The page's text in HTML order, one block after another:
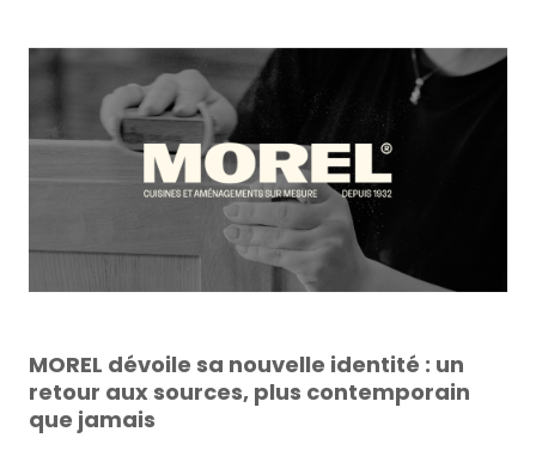
MOREL dévoile sa nouvelle identité : un
retour aux sources, plus contemporain
que jamais